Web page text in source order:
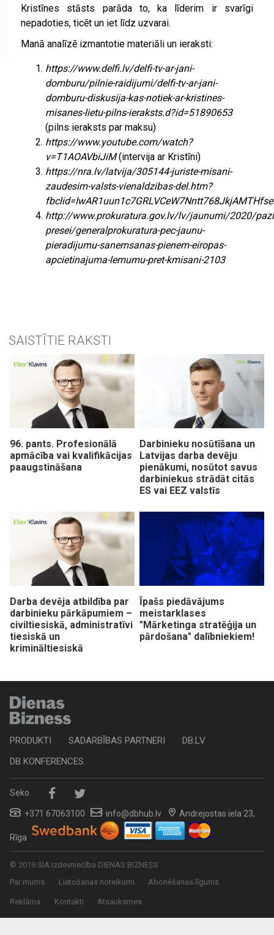
Kristīnes stāsts parāda to, ka līderim ir svarīgi
nepadoties, ticēt un iet līdz uzvarai.
Manā analīzē izmantotie materiāli un ieraksti:
https://www.delfi.lv/delfi-tv-ar-jani-
domburu/pilnie-raidijumi/delfi-tv-ar-jani-
domburu-diskusija-kas-notiek-ar-kristines-
misanes-lietu-pilns-ieraksts.d?id=51890653
(pilns ieraksts par maksu)
https://www.youtube.com/watch?
v=T1AOAVbiJiM(intervija ar Kristīni)
https://nra.lv/latvija/305144-juriste-misani-
zaudesim-valsts-vienaldzibas-del.htm?
http://www.prokuratura.gov.lv/lv/jaunumi/2020/
presei/generalprokuratura-pec-jaunu-
pieradijumu-sanemsanas-pienem-eiropas-
apcietinajuma-lemumu-pret-kmisani-2103
SAISTĪTIE RAKSTI
96. pants. Profesionālā
apmācība vai kvalifikācijas
paaugstināšana
Darbinieku nosūtīšana un
Latvijas darba devēju
pienākumi, nosūtot savus
darbiniekus strādāt citās
ES vai EEZ valstīs
Darba devēja atbildība par
darbinieku pārkāpumiem –
civiltiesiskā, administratīvi
tiesiskā un
krimināltiesiskā
Īpašs piedāvājums
meistarklases
"Mārketinga stratēģija un
pārdošana" dalībniekiem!
PRODUKTI SADARBĪBAS PARTNERI
DB.LV
DB KONFERENCES
Seko
+371 67063100 info@dbhub.lv Andrejostas iela 23,
Rīga
© 2019 SIA Izdevniecība DIENAS BIZNESS
Par mums
Lietošanas noteikumi Abonēšanas līgums
Reklāma Kontakti Atsauksmes